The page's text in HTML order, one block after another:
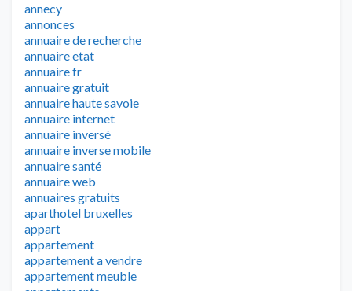
annecy
annonces
annuaire de recherche
annuaire etat
annuaire fr
annuaire gratuit
annuaire haute savoie
annuaire internet
annuaire inversé
annuaire inverse mobile
annuaire santé
annuaire web
annuaires gratuits
aparthotel bruxelles
appart
appartement
appartement a vendre
appartement meuble